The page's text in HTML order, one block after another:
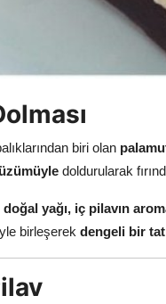
biri olan
doldurularak
doğal yağı, iç pilavın
birleşerek dengeli bir